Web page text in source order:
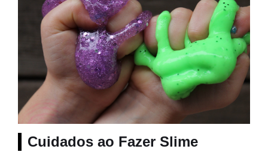
Cuidados ao Fazer Slime